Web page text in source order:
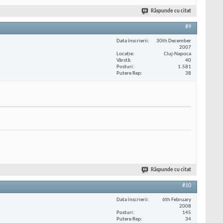
Răspunde cu citat
#9
Data înscrierii
30th December
2007
Locaţie
Cluj-Napoca
Vârstă
40
Posturi
1.581
Putere Rep
38
Răspunde cu citat
#10
Data înscrierii
6th February
2008
Posturi
145
Putere Rep
34